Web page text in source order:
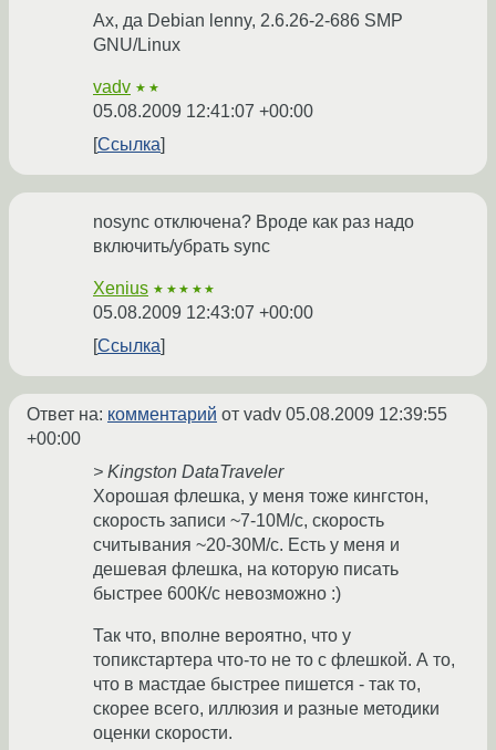
Ах, да Debian lenny, 2.6.26-2-686 SMP
GNU/Linux
vadv ★★
05.08.2009 12:41:07 +00:00
Ссылка
nosync отключена? Вроде как раз надо
включить/убрать sync
Xenius ★★★★★
05.08.2009 12:43:07 +00:00
Ссылка
Ответ на: комментарий от vadv 05.08.2009 12:39:55
+00:00
> Kingston DataTraveler
Хорошая флешка, у меня тоже кингстон,
скорость записи ~7-10М/с, скорость
считывания ~20-30М/с. Есть у меня и
дешевая флешка, на которую писать
быстрее 600К/с невозможно :)
Так что, вполне вероятно, что у
топикстартера что-то не то с флешкой. А то,
что в мастдае быстрее пишется - так то,
скорее всего, иллюзия и разные методики
оценки скорости.